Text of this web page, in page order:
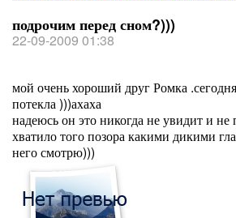
подрочим перед сном?)))
22-09-2009 01:38
мой очень хороший друг Ромка
потекла )))ахаха
надеюсь он это никогда не увидит и
хватило того позора какими дикими
него смотрю)))